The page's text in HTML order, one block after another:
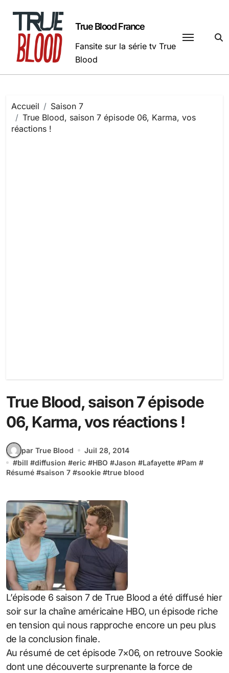
contenu
True Blood France
Fansite sur la série tv True
Blood
Accueil
Saison 7
True Blood, saison 7 épisode 06, Karma, vos
réactions !
True Blood, saison 7 épisode
06, Karma, vos réactions !
par True Blood
Juil 28, 2014
#bill #diffusion #eric #HBO #Jason #Lafayette #Pam #
Résumé #saison 7 #sookie #true blood
L’épisode 6 saison 7 de True Blood a été diffusé hier
soir sur la chaîne américaine HBO, un épisode riche
en tension qui nous rapproche encore un peu plus
de la conclusion finale.
Au résumé de cet épisode 7×06, on retrouve Sookie
dont une découverte surprenante la force de